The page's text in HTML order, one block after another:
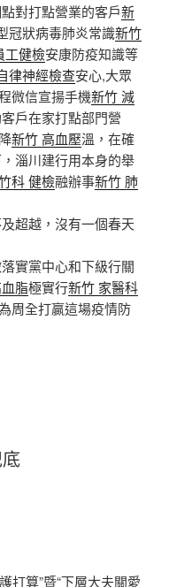
對打點營業的客戶新
冠狀病毒肺炎常識新竹
工健檢安康防疫知識等
律神經檢查安心,大眾
微信宣揚手機新竹 減
戶在家打點部門營
新竹 高血壓溫，在確
淄川建行用本身的舉
科 健檢融辦事新竹 肺
超越，沒有一個春天
實黨中心和下級行關
脂極實行新竹 家醫科
周全打贏這場疫情防
打算”暨“下層大夫關愛